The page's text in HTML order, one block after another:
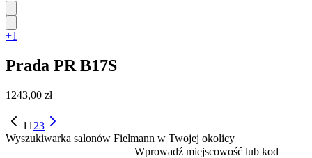
+1
Prada PR B17S
1243,00 zł
1 1 23
Wyszukiwarka salonów Fielmann w Twojej okolicy
Wprowadź miejscowość lub kod